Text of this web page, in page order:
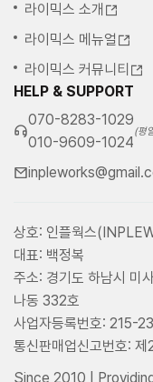
라이믹스 소개
라이믹스 메뉴얼
라이믹스 커뮤니티
HELP & SUPPORT
070-8283-1029
010-9609-1024
(평
상호: 인플웍스
대표: 백정복
주소: 경기도 하남시 미
나동 332호
사업자등록번호: 215-
통신판매업신고번호:
Since 2010 |